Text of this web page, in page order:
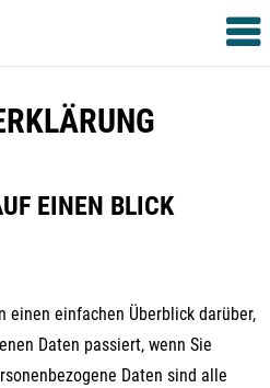
EINEN BLICK
einen einfachen Überblick darüber,
Daten passiert, wenn Sie
Daten sind alle